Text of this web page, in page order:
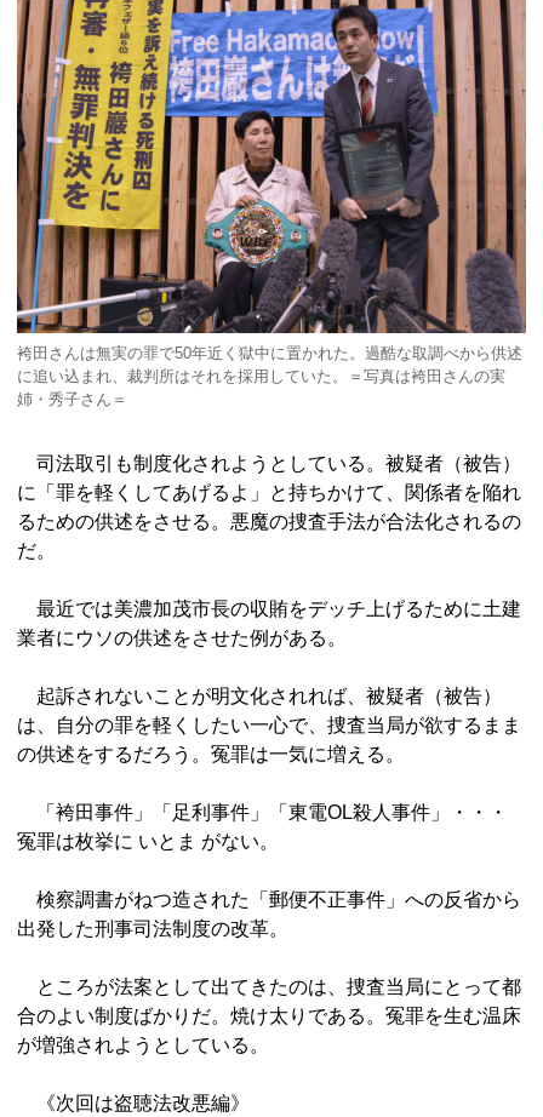
袴田さんは無実の罪で50年近く獄中に置かれた。過酷な取調べから供述
に追い込まれ、裁判所はそれを採用していた。＝写真は袴田さんの実
姉・秀子さん＝
司法取引も制度化されようとしている。被疑者（被告）
に「罪を軽くしてあげるよ」と持ちかけて、関係者を陥れ
るための供述をさせる。悪魔の捜査手法が合法化されるの
だ。
最近では美濃加茂市長の収賄をデッチ上げるために土建
業者にウソの供述をさせた例がある。
起訴されないことが明文化されれば、被疑者（被告）
は、自分の罪を軽くしたい一心で、捜査当局が欲するまま
の供述をするだろう。冤罪は一気に増える。
「袴田事件」「足利事件」「東電OL殺人事件」・・・
冤罪は枚挙に いとま がない。
検察調書がねつ造された「郵便不正事件」への反省から
出発した刑事司法制度の改革。
ところが法案として出てきたのは、捜査当局にとって都
合のよい制度ばかりだ。焼け太りである。冤罪を生む温床
が増強されようとしている。
《次回は盗聴法改悪編》